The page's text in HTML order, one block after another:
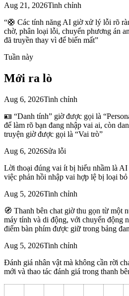
Aug 21, 2026Tinh chỉnh
“🛟 Các tính năng AI giờ xử lý lỗi rõ
chờ, phân loại lỗi, chuyển phương án
đã truyền thay vì để biến mất”
Tuần này
Mới ra lò
Aug 6, 2026Tinh chỉnh
🪪 “Danh tính” giờ được gọi là
để làm rõ bạn đang nhập vai ai, còn
truyện giờ được gọi là “Vai trò”
Aug 6, 2026Sửa lỗi
Lời thoại đúng vai ít bị hiểu nhầm là
việc phản hồi nhập vai hợp lệ bị loại bỏ
Aug 5, 2026Tinh chỉnh
🧭 Thanh bên chat giờ thu gọn từ một
máy tính và di động, với chuyển động
điểm bàn phím được giữ trong bảng
Aug 5, 2026Tinh chỉnh
Đánh giá nhân vật mà không cần rời
mới và thao tác đánh giá trong thanh